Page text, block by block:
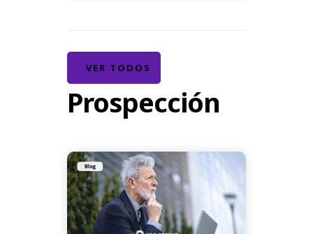
VER TODOS
Prospección